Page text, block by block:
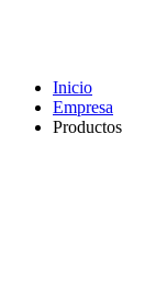
Inicio
Empresa
Productos